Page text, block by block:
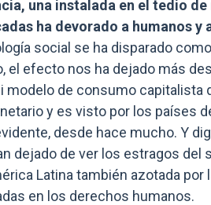
una instalada en el tedio
ha devorado a humanos y
social se ha disparado
el efecto nos ha dejado más
de consumo capitalista
y es visto por los países
desde hace mucho. Y
dejado de ver los estragos del
Latina también azotada por
en los derechos humanos.